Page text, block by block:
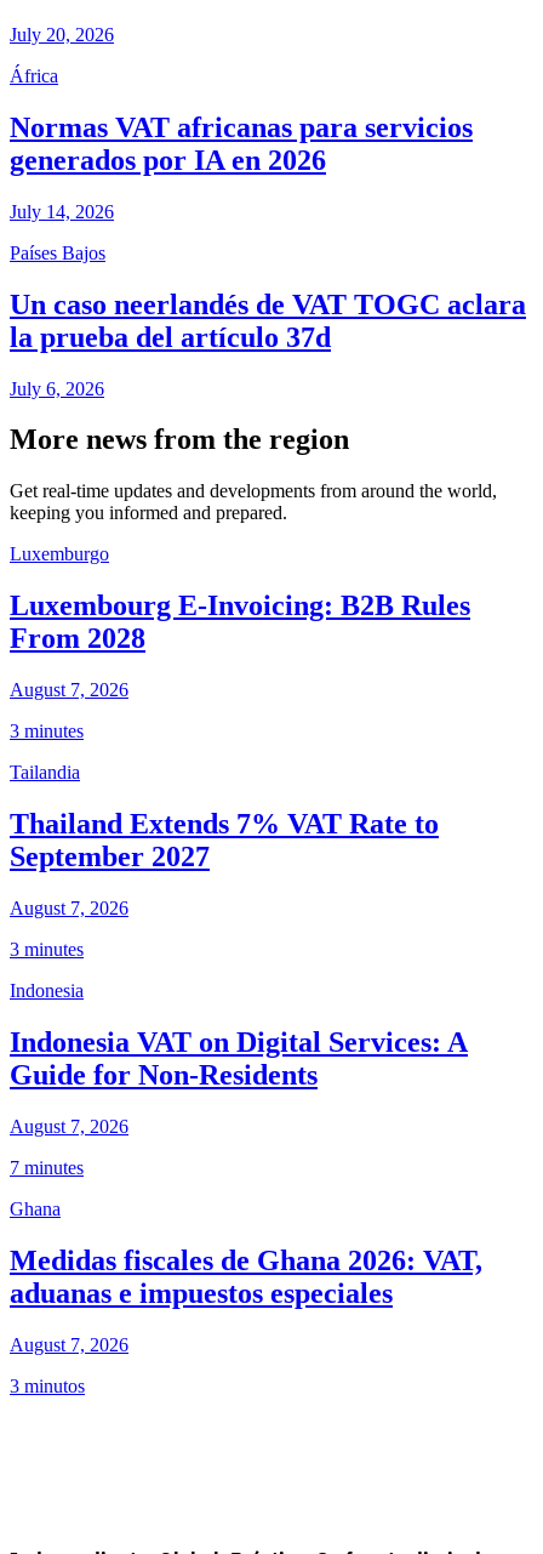
July 20, 2026
África
Normas VAT africanas para servicios
generados por IA en 2026
July 14, 2026
Países Bajos
Un caso neerlandés de VAT TOGC aclara
la prueba del artículo 37d
July 6, 2026
More news from the region
Get real-time updates and developments from around the world,
keeping you informed and prepared.
Luxemburgo
Luxembourg E-Invoicing: B2B Rules
From 2028
August 7, 2026
3 minutes
Tailandia
Thailand Extends 7% VAT Rate to
September 2027
August 7, 2026
3 minutes
Indonesia
Indonesia VAT on Digital Services: A
Guide for Non-Residents
August 7, 2026
7 minutes
Ghana
Medidas fiscales de Ghana 2026: VAT,
aduanas e impuestos especiales
August 7, 2026
3 minutos